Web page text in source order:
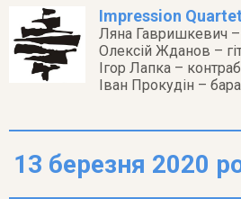
Impression
Ляна Гавришкевич –
Олексій Жданов –
Ігор Лапка –
Іван Прокудін –
13 березня 2020